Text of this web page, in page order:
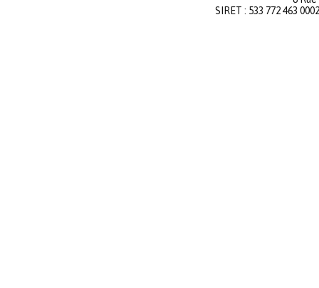
SIRET : 533 772 463